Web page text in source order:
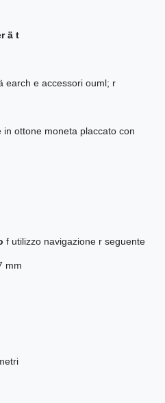
ä t
earch e accessori ouml; r
ottone moneta placcato con
f utilizzo navigazione r seguente
mm